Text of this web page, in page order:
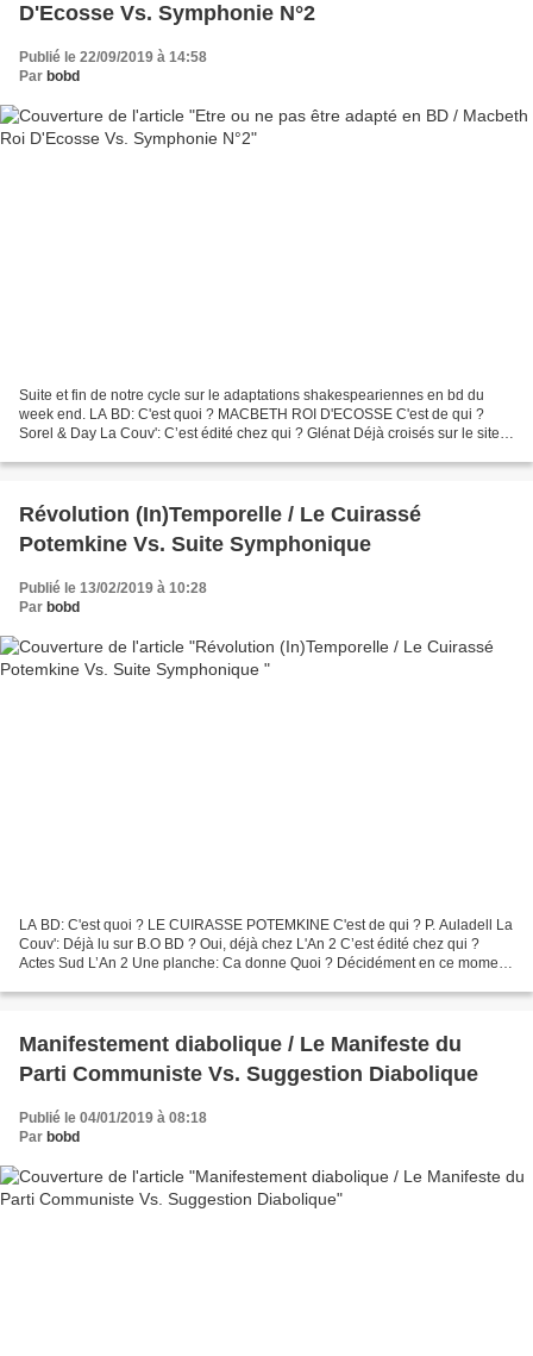
D'Ecosse Vs. Symphonie N°2
Publié le 22/09/2019 à 14:58
Par bobd
Suite et fin de notre cycle sur le adaptations shakespeariennes en bd du
week end. LA BD: C'est quoi ? MACBETH ROI D'ECOSSE C'est de qui ?
Sorel & Day La Couv': C’est édité chez qui ? Glénat Déjà croisés sur le site ?
Révolution (In)Temporelle / Le Cuirassé
Potemkine Vs. Suite Symphonique
Publié le 13/02/2019 à 10:28
Par bobd
LA BD: C'est quoi ? LE CUIRASSE POTEMKINE C'est de qui ? P. Auladell La
Couv': Déjà lu sur B.O BD ? Oui, déjà chez L'An 2 C’est édité chez qui ?
Actes Sud L’An 2 Une planche: Ca donne Quoi ? Décidément en ce moment
Manifestement diabolique / Le Manifeste du
Parti Communiste Vs. Suggestion Diabolique
Publié le 04/01/2019 à 08:18
Par bobd